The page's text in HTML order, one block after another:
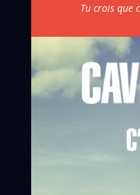
Tu crois que